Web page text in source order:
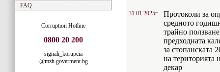
FAQ
Corruption Hotline
0800 20 200
signali_korupcia
@mzh.goverment.bg
31.01.2025г.
Протоколи за
средното
трайно
предходната
за стопанската
на територията
декар